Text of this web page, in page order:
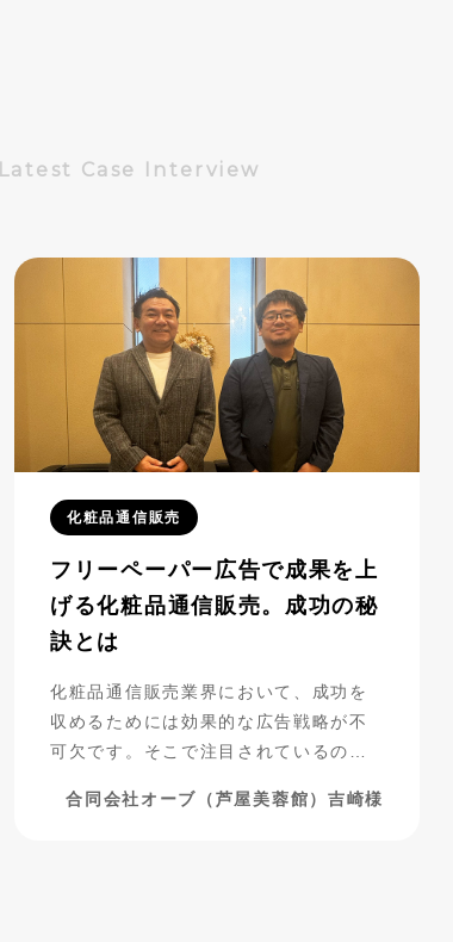
Latest Case Interview
化粧品通信販売
フリーペーパー広告で成果を上
げる化粧品通信販売。成功の秘
訣とは
化粧品通信販売業界において、成功を
収めるためには効果的な広告戦略が不
可欠です。そこで注目されているの
合同会社オーブ（芦屋美蓉館様）は、
合同会社オーブ（芦屋美蓉館）吉崎様